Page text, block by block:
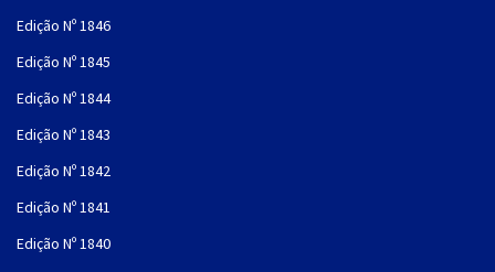
Edição Nº 1846
Edição Nº 1845
Edição Nº 1844
Edição Nº 1843
Edição Nº 1842
Edição Nº 1841
Edição Nº 1840